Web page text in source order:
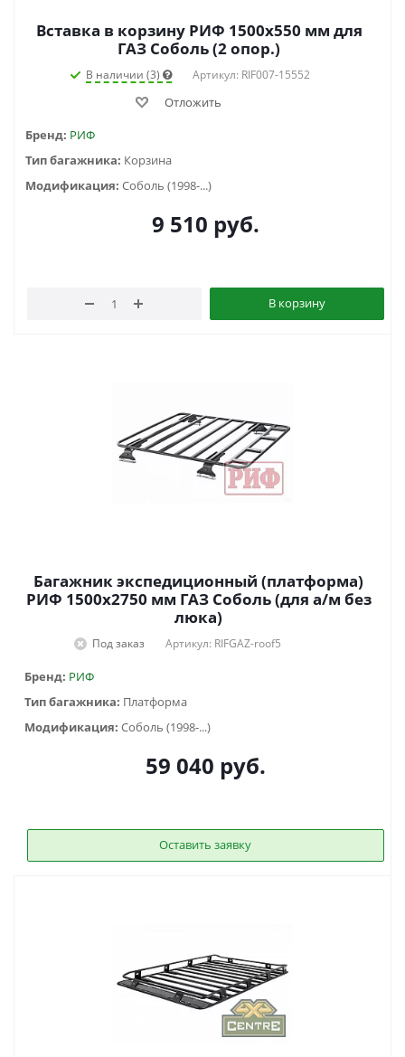
Вставка в корзину РИФ 1500х550 мм для
ГАЗ Соболь (2 опор.)
В наличии (3) Артикул: RIF007-15552
Отложить
Бренд: РИФ
Тип багажника: Корзина
Модификация: Соболь (1998-...)
9 510 руб.
В корзину
Багажник экспедиционный (платформа)
РИФ 1500х2750 мм ГАЗ Соболь (для а/м без
люка)
Под заказ Артикул: RIFGAZ-roof5
Бренд: РИФ
Тип багажника: Платформа
Модификация: Соболь (1998-...)
59 040 руб.
Оставить заявку